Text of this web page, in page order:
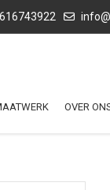
OVER